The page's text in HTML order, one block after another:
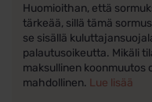
Huomioithan, että
tärkeää, sillä tämä
se sisällä
palautusoikeutta. Mikäli
maksullinen koonmuutos
mahdollinen. Lue lisää